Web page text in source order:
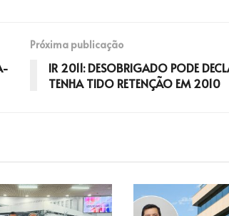
Próxima publicação
IR 2011: DESOBRIGADO PODE
TENHA TIDO RETENÇÃO EM 2010